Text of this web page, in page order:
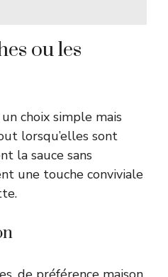
ou les
choix simple mais
lorsqu’elles sont
la sauce sans
une touche conviviale